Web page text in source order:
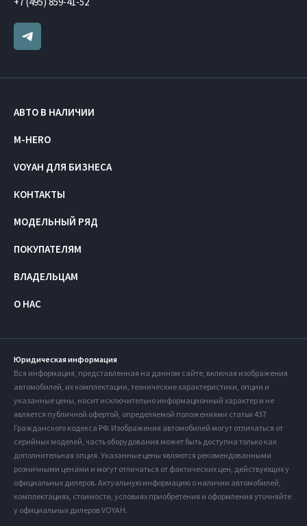
АВТО В НАЛИЧИИ
M-HERO
VOYAH ДЛЯ БИЗНЕСА
КОНТАКТЫ
МОДЕЛЬНЫЙ РЯД
ПОКУПАТЕЛЯМ
ВЛАДЕЛЬЦАМ
О НАС
Юридическая информация
Вся информация, представленная на данном сайте, включая изображения
автомобилей, их комплектации, технические характеристики, опции и
указанные цены, носит исключительно информационный характер и не
является публичной офертой, определяемой положениями статьи 437
Гражданского кодекса РФ. Изображения автомобилей могут отличаться от
серийных моделей, часть оборудования может быть доступна только как
дополнительная опция. Указанные цены являются рекомендованными
розничными ценами и могут отличаться от фактических цен, действующих у
официальных дилеров. Актуальную информацию о наличии автомобилей,
комплектациях, стоимости, условиях приобретения и оформления уточняйте
у официальных дилеров VOYAH.